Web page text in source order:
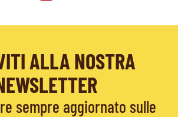
ALLA NOSTRA
sempre aggiornato sulle